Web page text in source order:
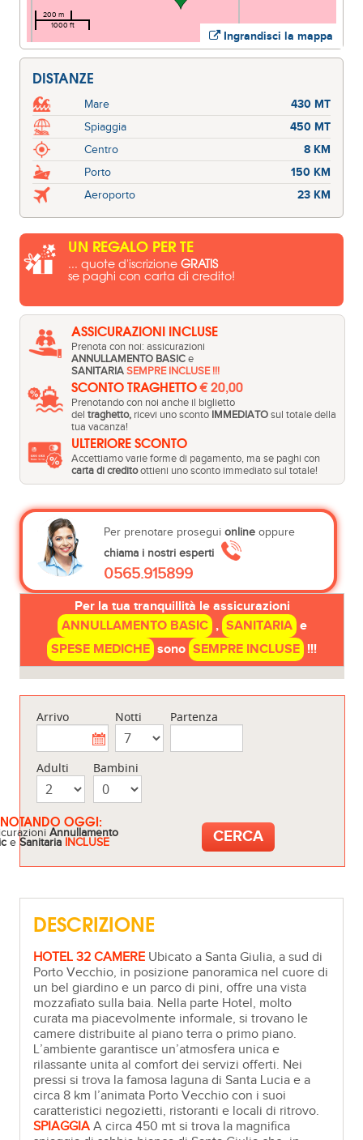
Ingrandisci la mappa
200 m
1000 ft
DISTANZE
Mare
430 MT
Spiaggia
450 MT
Centro
8 KM
Porto
150 KM
Aeroporto
23 KM
UN REGALO PER TE
... quote d'iscrizioneGRATIS
se paghi con carta di credito!
ASSICURAZIONI INCLUSE
Prenota con noi: assicurazioni
ANNULLAMENTO BASIC e
SANITARIA SEMPRE INCLUSE !!!
SCONTO TRAGHETTO€ 20,00
Prenotando con noi anche il biglietto
del traghetto, ricevi uno sconto IMMEDIATO sul totale della
tua vacanza!
ULTERIORE SCONTO
Accettiamo varie forme di pagamento, ma se paghi con
carta di creditoottieni uno sconto immediato sul totale!
Per prenotare prosegui onlineoppure
chiama i nostri esperti
0565.915899
Per la tua tranquillità le assicurazioni
ANNULLAMENTO BASIC , SANITARIA e
SPESE MEDICHE sono SEMPRE INCLUSE !!!
Arrivo Notti Partenza
Adulti Bambini
OGGI:
Annullamento
eSanitaria INCLUSE
DESCRIZIONE
HOTEL 32 CAMERE Ubicato a Santa Giulia, a sud di
Porto Vecchio, in posizione panoramica nel cuore di
un bel giardino e un parco di pini, offre una vista
mozzafiato sulla baia. Nella parte Hotel, molto
curata ma piacevolmente informale, si trovano le
camere distribuite al piano terra o primo piano.
L’ambiente garantisce un’atmosfera unica e
rilassante unita al comfort dei servizi offerti. Nei
pressi si trova la famosa laguna di Santa Lucia e a
circa 8 km l’animata Porto Vecchio con i suoi
caratteristici negozietti, ristoranti e locali di ritrovo.
SPIAGGIA A circa 450 mt si trova la magnifica